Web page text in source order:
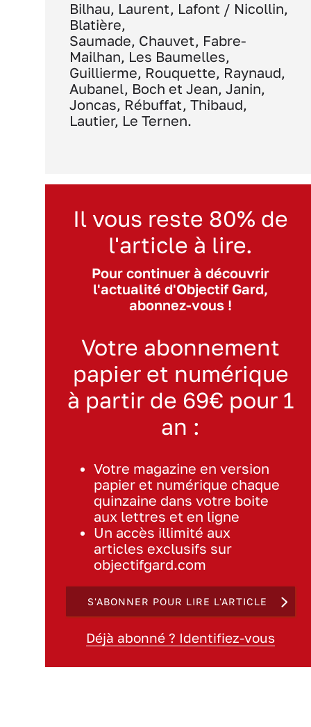
Bilhau, Laurent, Lafont / Nicollin,
Blatière,
Saumade, Chauvet, Fabre-
Mailhan, Les Baumelles,
Guillierme, Rouquette, Raynaud,
Aubanel, Boch et Jean, Janin,
Joncas, Rébuffat, Thibaud,
Lautier, Le Ternen.
Il vous reste 80% de
l'article à lire.
Pour continuer à découvrir
l'actualité d'Objectif Gard,
abonnez-vous !
Votre abonnement
papier et numérique
à partir de 69€ pour 1
an :
Votre magazine en version
papier et numérique chaque
quinzaine dans votre boite
aux lettres et en ligne
Un accès illimité aux
articles exclusifs sur
objectifgard.com
S'ABONNER POUR LIRE L'ARTICLE
Déjà abonné ? Identifiez-vous